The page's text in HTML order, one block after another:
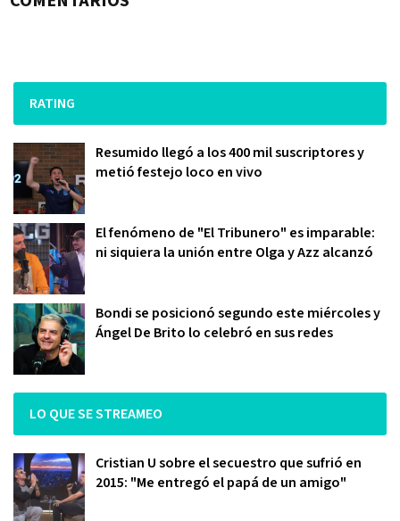
RATING
Resumido llegó a los 400 mil suscriptores y
metió festejo loco en vivo
El fenómeno de "El Tribunero" es imparable:
ni siquiera la unión entre Olga y Azz alcanzó
Bondi se posicionó segundo este miércoles y
Ángel De Brito lo celebró en sus redes
LO QUE SE STREAMEO
Cristian U sobre el secuestro que sufrió en
2015: "Me entregó el papá de un amigo"